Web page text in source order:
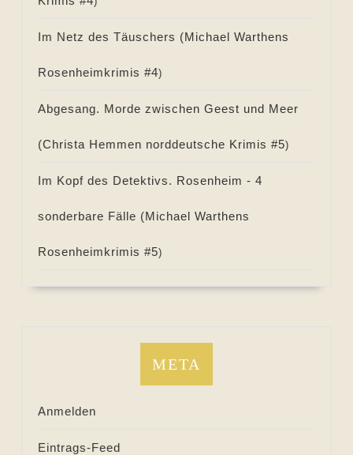
Im Netz des Täuschers (Michael Warthens
Rosenheimkrimis #4)
Abgesang. Morde zwischen Geest und Meer
(Christa Hemmen norddeutsche Krimis #5)
Im Kopf des Detektivs. Rosenheim - 4
sonderbare Fälle (Michael Warthens
Rosenheimkrimis #5)
META
Anmelden
Eintrags-Feed